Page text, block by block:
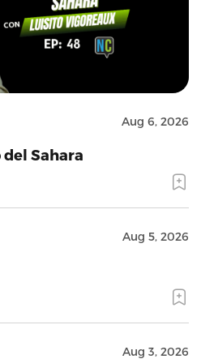
Aug 6, 2026
Sahara
Aug 5, 2026
Aug 3, 2026